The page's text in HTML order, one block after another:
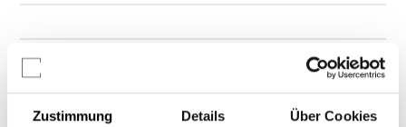
Zustimmung Details Über Cookies
Chancen & Risiken